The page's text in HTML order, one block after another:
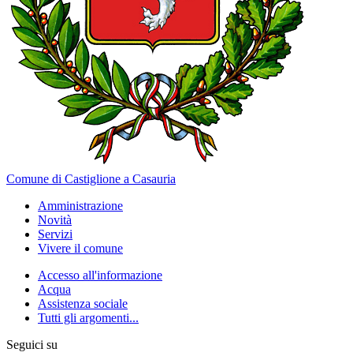
Comune di Castiglione a Casauria
Amministrazione
Novità
Servizi
Vivere il comune
Accesso all'informazione
Acqua
Assistenza sociale
Tutti gli argomenti...
Seguici su